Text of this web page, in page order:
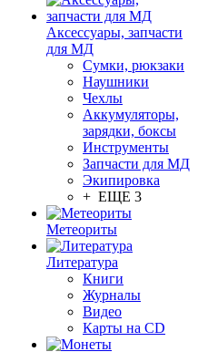
Аксессуары, запчасти
для МД
Сумки, рюкзаки
Наушники
Чехлы
Аккумуляторы,
зарядки, боксы
Инструменты
Запчасти для МД
Экипировка
+ ЕЩЕ 3
Метеориты
Литература
Книги
Журналы
Видео
Карты на CD